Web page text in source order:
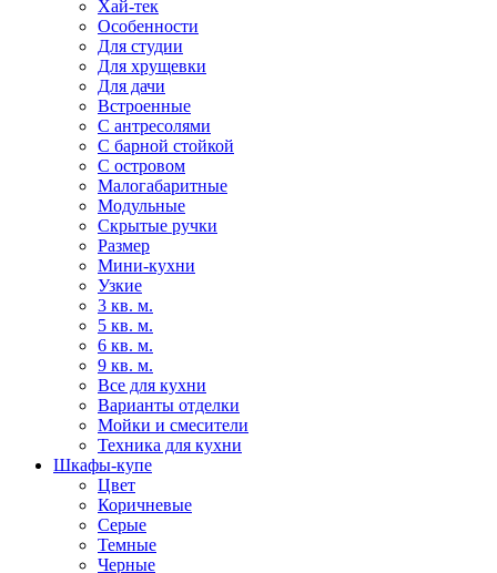
Хай-тек
Особенности
Для студии
Для хрущевки
Для дачи
Встроенные
С антресолями
С барной стойкой
С островом
Малогабаритные
Модульные
Скрытые ручки
Размер
Мини-кухни
Узкие
3 кв. м.
5 кв. м.
6 кв. м.
9 кв. м.
Все для кухни
Варианты отделки
Мойки и смесители
Техника для кухни
Шкафы-купе
Цвет
Коричневые
Серые
Темные
Черные